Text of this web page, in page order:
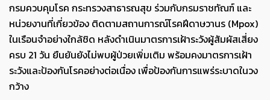
กรมควบคุมโรค กระทรวงสาธารณสุข ร่วมกับกรมราชทัณฑ์ และ
หน่วยงานที่เกี่ยวข้อง ติดตามสถานการณ์โรคฝีดาษวานร (Mpox)
ในเรือนจำอย่างใกล้ชิด หลังดำเนินมาตรการเฝ้าระวังผู้สัมผัสเสี่ยง
ครบ 21 วัน ยืนยันยังไม่พบผู้ป่วยเพิ่มเติม พร้อมคงมาตรการเฝ้า
ระวังและป้องกันโรคอย่างต่อเนื่อง เพื่อป้องกันการแพร่ระบาดในวง
กว้าง